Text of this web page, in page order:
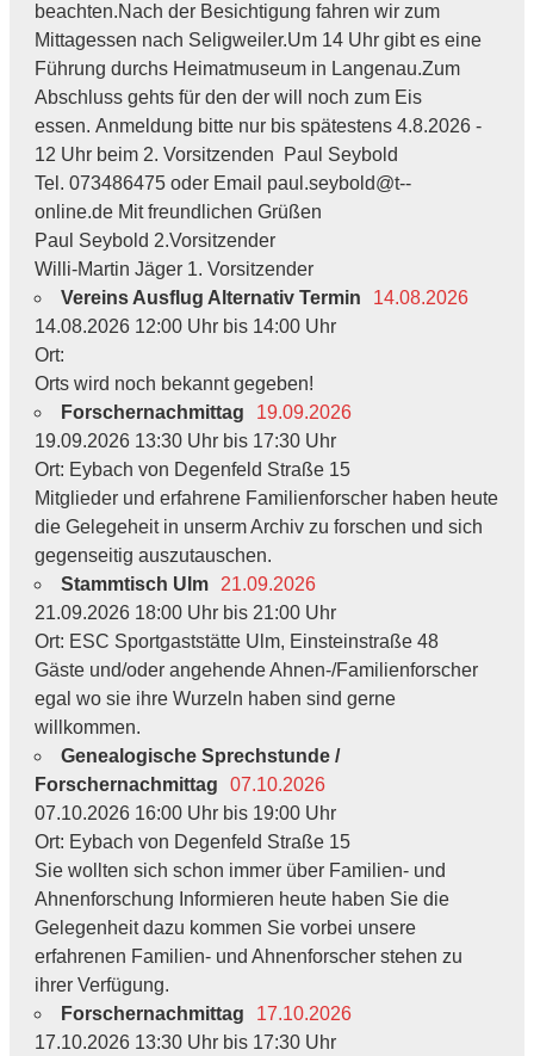
beachten.Nach der Besichtigung fahren wir zum
Mittagessen nach Seligweiler.Um 14 Uhr gibt es eine
Führung durchs Heimatmuseum in Langenau.Zum
Abschluss gehts für den der will noch zum Eis
essen. Anmeldung bitte nur bis spätestens 4.8.2026 -
12 Uhr beim 2. Vorsitzenden Paul Seybold
Tel. 073486475 oder Email paul.seybold@t--
online.de Mit freundlichen Grüßen
Paul Seybold 2.Vorsitzender
Willi-Martin Jäger 1. Vorsitzender
Vereins Ausflug Alternativ Termin
14.08.2026
14.08.2026 12:00 Uhr bis 14:00 Uhr
Ort:
Orts wird noch bekannt gegeben!
Forschernachmittag
19.09.2026
19.09.2026 13:30 Uhr bis 17:30 Uhr
Ort: Eybach von Degenfeld Straße 15
Mitglieder und erfahrene Familienforscher haben heute
die Gelegeheit in unserm Archiv zu forschen und sich
gegenseitig auszutauschen.
Stammtisch Ulm
21.09.2026
21.09.2026 18:00 Uhr bis 21:00 Uhr
Ort: ESC Sportgaststätte Ulm, Einsteinstraße 48
Gäste und/oder angehende Ahnen-/Familienforscher
egal wo sie ihre Wurzeln haben sind gerne
willkommen.
Genealogische Sprechstunde /
Forschernachmittag
07.10.2026
07.10.2026 16:00 Uhr bis 19:00 Uhr
Ort: Eybach von Degenfeld Straße 15
Sie wollten sich schon immer über Familien- und
Ahnenforschung Informieren heute haben Sie die
Gelegenheit dazu kommen Sie vorbei unsere
erfahrenen Familien- und Ahnenforscher stehen zu
ihrer Verfügung.
Forschernachmittag
17.10.2026
17.10.2026 13:30 Uhr bis 17:30 Uhr